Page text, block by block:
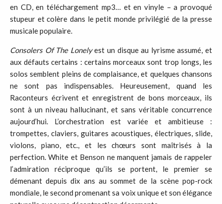
en CD, en téléchargement mp3… et en vinyle – a provoqué
stupeur et colère dans le petit monde privilégié de la presse
musicale populaire.
Consolers Of The Lonelyest un disque au lyrisme assumé, et
aux défauts certains : certains morceaux sont trop longs, les
solos semblent pleins de complaisance, et quelques chansons
ne sont pas indispensables. Heureusement, quand les
Raconteurs écrivent et enregistrent de bons morceaux, ils
sont à un niveau hallucinant, et sans véritable concurrence
aujourd’hui. L’orchestration est variée et ambitieuse :
trompettes, claviers, guitares acoustiques, électriques, slide,
violons, piano, etc., et les chœurs sont maîtrisés à la
perfection. White et Benson ne manquent jamais de rappeler
l’admiration réciproque qu’ils se portent, le premier se
démenant depuis dix ans au sommet de la scène pop-rock
mondiale, le second promenant sa voix unique et son élégance